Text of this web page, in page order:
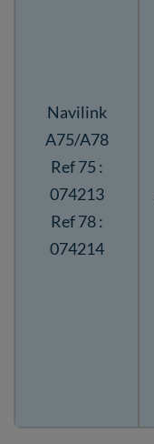
Navilink
A75/A78
Ref 75 :
074213
Ref 78 :
074214